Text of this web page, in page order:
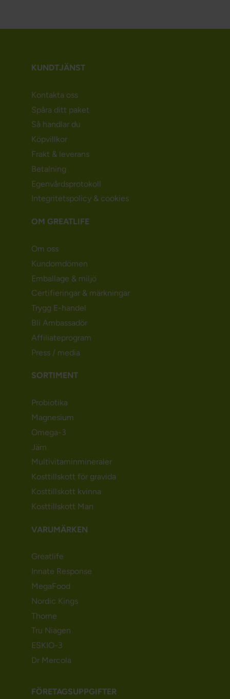
KUNDTJÄNST
Kontakta oss
Spåra ditt paket
Så handlar du
Köpvillkor
Frakt & leverans
Betalning
Egenvårdsprotokoll
Integritetspolicy & cookies
OM GREATLIFE
Om oss
Kundomdömen
Emballage & miljö
Certifieringar & märkningar
Trygg E-handel
Bli Ambassadör
Affiliateprogram
Press / media
SORTIMENT
Probiotika
Magnesium
Omega-3
Järn
Multivitaminmineraler
Kosttillskott för gravida
Kosttillskott kvinna
Kosttillskott Man
VARUMÄRKEN
Greatlife
Innate Response
MegaFood
Nordic Kings
Thorne
Tru Niagen
ESKIO-3
Dr Mercola
FÖRETAGSUPPGIFTER